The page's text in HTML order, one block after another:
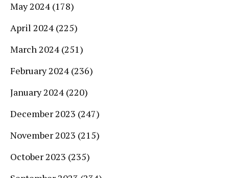
May 2024 (178)
April 2024 (225)
March 2024 (251)
February 2024 (236)
January 2024 (220)
December 2023 (247)
November 2023 (215)
October 2023 (235)